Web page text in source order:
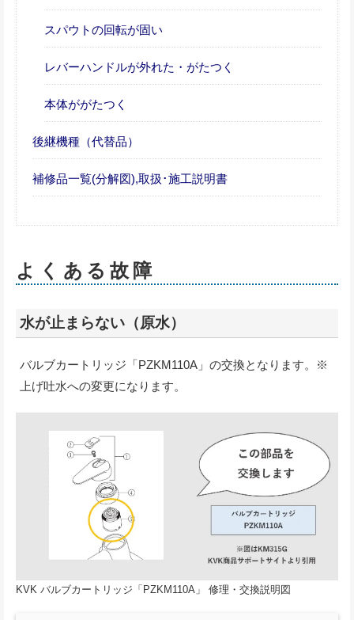
スパウトの回転が固い
レバーハンドルが外れた・がたつく
本体ががたつく
後継機種（代替品）
補修品一覧(分解図),取扱･施工説明書
よくある故障
水が止まらない（原水）
バルブカートリッジ「PZKM110A」の交換となります。※
上げ吐水への変更になります。
KVK バルブカートリッジ「PZKM110A」 修理・交換説明図